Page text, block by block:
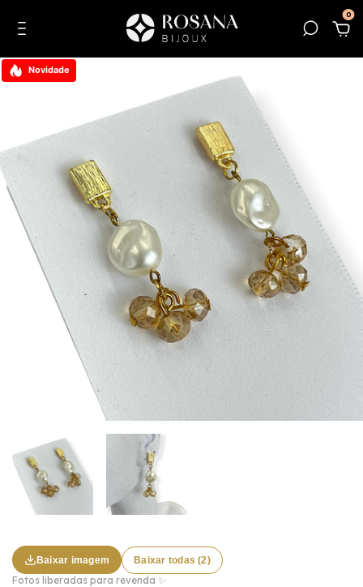
0
Novidade
Baixar imagem Baixar todas (2)
Fotos liberadas para revenda ✨